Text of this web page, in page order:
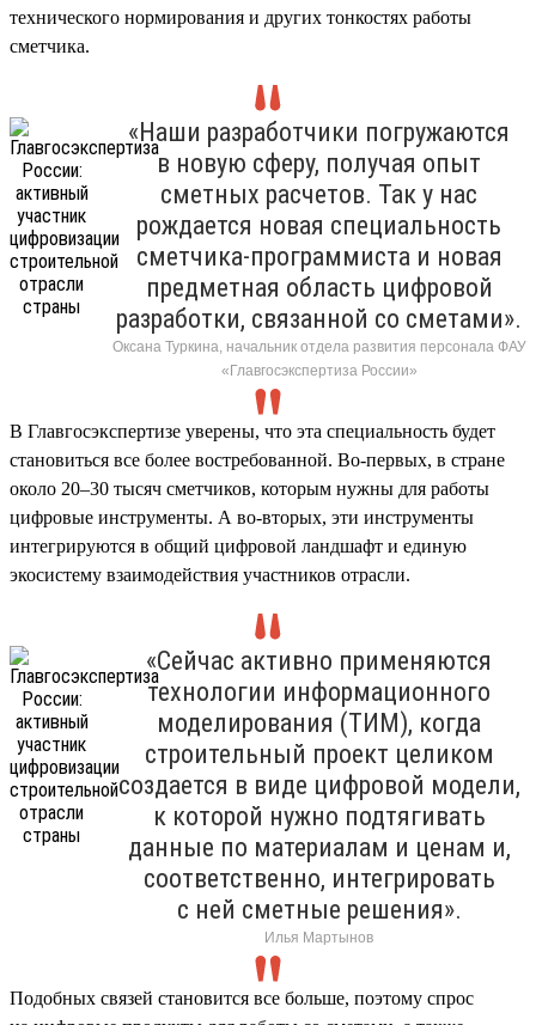
технического нормирования и других тонкостях работы
сметчика.
«Наши разработчики погружаются
в новую сферу, получая опыт
сметных расчетов. Так у нас
рождается новая специальность
сметчика-программиста и новая
предметная область цифровой
разработки, связанной со сметами».
Оксана Туркина, начальник отдела развития персонала ФАУ
«Главгосэкспертиза России»
В Главгосэкспертизе уверены, что эта специальность будет
становиться все более востребованной. Во-первых, в стране
около 20–30 тысяч сметчиков, которым нужны для работы
цифровые инструменты. А во-вторых, эти инструменты
интегрируются в общий цифровой ландшафт и единую
экосистему взаимодействия участников отрасли.
«Сейчас активно применяются
технологии информационного
моделирования (ТИМ), когда
строительный проект целиком
создается в виде цифровой модели,
к которой нужно подтягивать
данные по материалам и ценам и,
соответственно, интегрировать
с ней сметные решения».
Илья Мартынов
Подобных связей становится все больше, поэтому спрос